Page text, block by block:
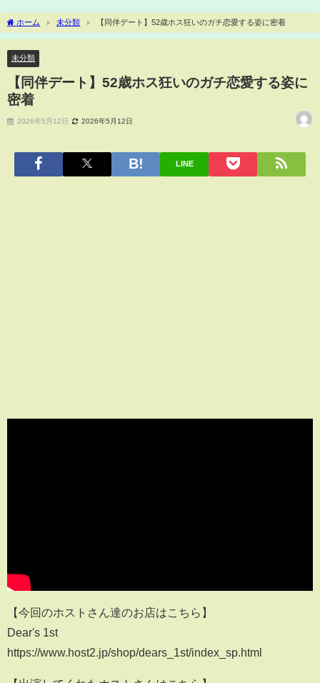
ホーム 未分類 【同伴デート】52歳ホス狂いのガチ恋愛する姿に密着
未分類
【同伴デート】52歳ホス狂いのガチ恋愛する姿に
密着
2026年5月12日 2026年5月12日
LINE
【今回のホストさん達のお店はこちら】
Dear's 1st
https://www.host2.jp/shop/dears_1st/index_sp.html